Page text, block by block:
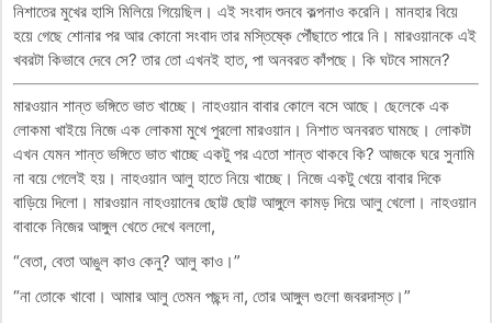
নিশাতের মুখের হাসি মিলিয়ে গিয়েছিল। এই সংবাদ শুনবে কল্পনাও করেনি। মানহার বিয়ে
হয়ে গেছে শোনার পর আর কোনো সংবাদ তার মস্তিষ্কে পৌঁছাতে পারে নি। মারওয়ানকে এই
খবরটা কিভাবে দেবে সে? তার তো এখনই হাত, পা অনবরত কাঁপছে। কি ঘটবে সামনে?
মারওয়ান শান্ত ভঙ্গিতে ভাত খাচ্ছে। নাহওয়ান বাবার কোলে বসে আছে। ছেলেকে এক
লোকমা খাইয়ে নিজে এক লোকমা মুখে পুরলো মারওয়ান। নিশাত অনবরত ঘামছে। লোকটা
এখন যেমন শান্ত ভঙ্গিতে ভাত খাচ্ছে একটু পর এতো শান্ত থাকবে কি? আজকে ঘরে সুনামি
না বয়ে গেলেই হয়। নাহওয়ান আলু হাতে নিয়ে খাচ্ছে। নিজে একটু খেয়ে বাবার দিকে
বাড়িয়ে দিলো। মারওয়ান নাহওয়ানের ছোট্ট ছোট্ট আঙ্গুলে কামড় দিয়ে আলু খেলো। নাহওয়ান
বাবাকে নিজের আঙ্গুল খেতে দেখে বললো,
“বেতা, বেতা আঙুল কাও কেনু? আলু কাও।”
“না তোকে খাবো। আমার আলু তেমন পছন্দ না, তোর আঙ্গুল গুলো জবরদাস্ত।”